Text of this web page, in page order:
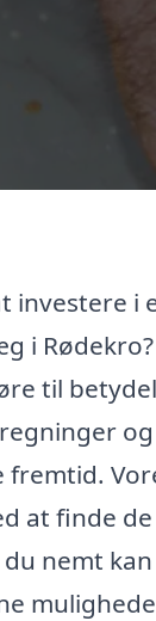
investere i
i
til
fremtid.
at finde
nemt